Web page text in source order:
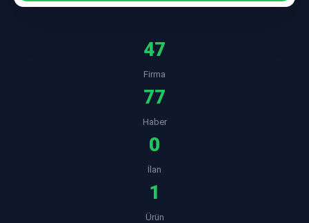
47
Firma
77
Haber
0
İlan
1
Ürün